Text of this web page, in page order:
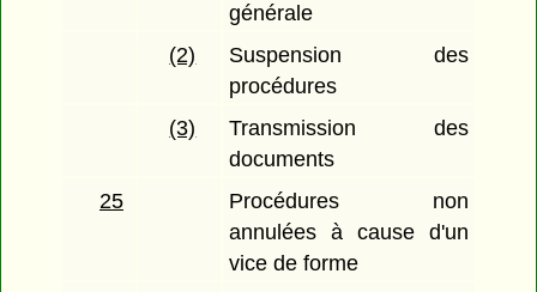
générale
(2)
Suspension des
procédures
(3)
Transmission des
documents
25
Procédures non
annulées à cause d'un
vice de forme